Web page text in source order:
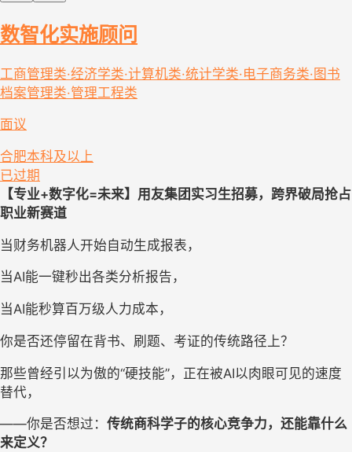
数智化实施顾问
工商管理类·经济学类·计算机类·统计学类·电子商务类·图书
档案管理类·管理工程类
面议
合肥本科及以上
已过期
【专业+数字化=未来】用友集团实习生招募，跨界破局抢占
职业新赛道
当财务机器人开始自动生成报表，
当AI能一键秒出各类分析报告，
当AI能秒算百万级人力成本，
你是否还停留在背书、刷题、考证的传统路径上？
那些曾经引以为傲的“硬技能”，正在被AI以肉眼可见的速度
替代，
——你是否想过： 传统商科学子的核心竞争力，还能靠什么
来定义？